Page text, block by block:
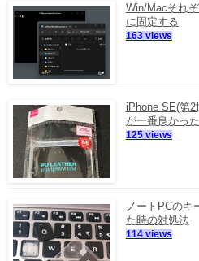
Win/Macそれ
に固定する
163 views
iPhone SE(第
が一番良かった
125 views
ノートPCのキ
た時の対処法
114 views